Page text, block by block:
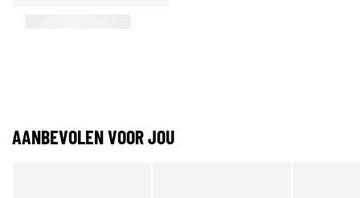
AANBEVOLEN VOOR JOU